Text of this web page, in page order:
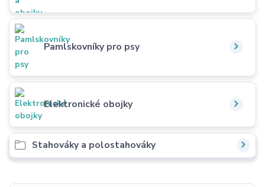
Pamlskovníky pro psy
Elektronické obojky
Stahováky a polostahováky